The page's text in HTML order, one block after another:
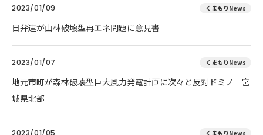
2023/01/09 くまもりNews
日弁連が山林破壊型再エネ問題に意見書
2023/01/07 くまもりNews
地元市町が森林破壊型巨大風力発電計画に次々と反対ドミノ 宮
城県北部
2023/01/05 くまもりNews